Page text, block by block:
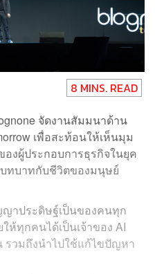
8 MINS. READ
จัดงานสัมมนาด้าน
เพื่อสะท้อนให้เห็นมุม
องผู้ประกอบการธุรกิจในยุค
ทบาทกับชีวิตของมนุษย์
าประดิษฐ์เป็นของคนทุก
ห้ทุกคนได้เป็นเจ้าของ AI
รวมถึงนำไปใช้แก้ไขปัญหา